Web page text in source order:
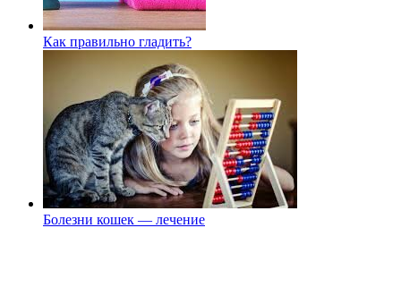
Как правильно гладить?
Болезни кошек — лечение